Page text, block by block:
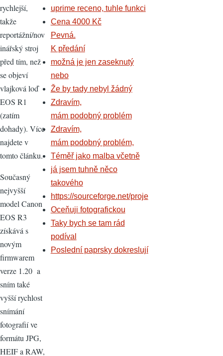
rychlejší,
takže
reportážní/nov
inářský stroj
před tím, než
se objeví
vlajková loď
EOS R1
(zatím
dohady). Více
najdete v
tomto článku.
Současný
nejvyšší
model Canon
EOS R3
získává s
novým
firmwarem
verze 1.20 a
sním také
vyšší rychlost
snímání
fotografií ve
formátu JPG,
HEIF a RAW,
uprime receno, tuhle funkci
Cena 4000 Kč
Pevná.
K předání
možná je jen zaseknutý
nebo
Že by tady nebyl žádný
Zdravím,
mám podobný problém
Zdravím,
mám podobný problém,
Téměř jako malba včetně
já jsem tuhně něco
takového
https://sourceforge.net/proje
Oceňuji fotografickou
Taky bych se tam rád
podíval
Poslední paprsky dokreslují